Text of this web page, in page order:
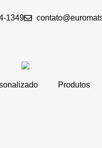
1349
Produtos